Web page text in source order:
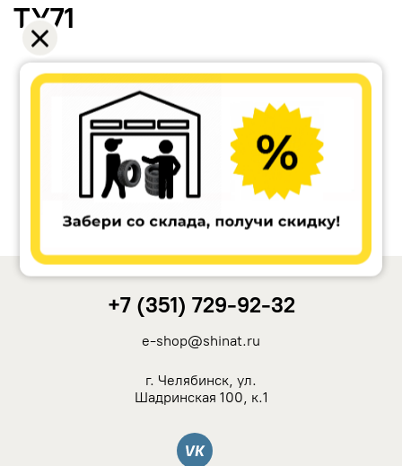
Remain
Carwel
TY71
+7 (351) 729-92-32
e-shop@shinat.ru
г. Челябинск, ул.
Шадринская 100, к.1
Вконтакте